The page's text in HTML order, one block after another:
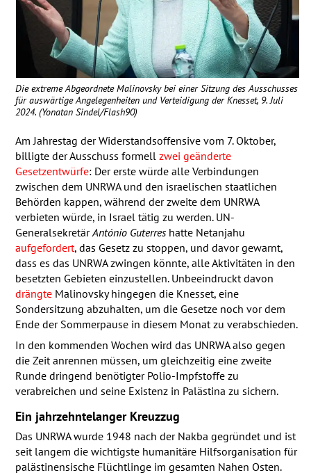
Die extreme Abgeordnete Malinovsky bei einer Sitzung des Ausschusses
für auswärtige Angelegenheiten und Verteidigung der Knesset, 9. Juli
2024. (Yonatan Sindel/Flash90)
Am Jahrestag der Widerstandsoffensive vom 7. Oktober,
billigte der Ausschuss formell zwei geänderte
Gesetzentwürfe: Der erste würde alle Verbindungen
zwischen dem UNRWAund den israelischen staatlichen
Behörden kappen, während der zweite dem UNRWA
verbieten würde, in Israel tätig zu werden. UN-
GeneralsekretärAntónio Guterreshatte Netanjahu
aufgefordert, das Gesetz zu stoppen, und davor gewarnt,
dass es das UNRWAzwingen könnte, alle Aktivitäten in den
besetzten Gebieten einzustellen. Unbeeindruckt davon
drängteMalinovsky hingegen die Knesset, eine
Sondersitzung abzuhalten, um die Gesetze noch vor dem
Ende der Sommerpause in diesem Monat zu verabschieden.
In den kommenden Wochen wird das UNRWAalso gegen
die Zeit anrennen müssen, um gleichzeitig eine zweite
Runde dringend benötigter Polio-Impfstoffe zu
verabreichen und seine Existenz in Palästina zu sichern.
Ein jahrzehntelanger Kreuzzug
Das UNRWAwurde 1948 nach der Nakba gegründet und ist
seit langem die wichtigste humanitäre Hilfsorganisation für
palästinensische Flüchtlinge im gesamten Nahen Osten.